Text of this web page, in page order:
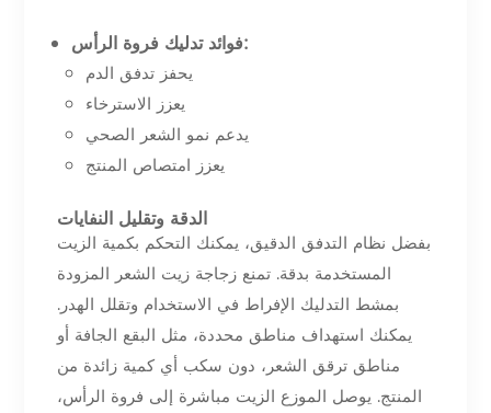
فوائد تدليك فروة الرأس:
يحفز تدفق الدم
يعزز الاسترخاء
يدعم نمو الشعر الصحي
يعزز امتصاص المنتج
الدقة وتقليل النفايات
بفضل نظام التدفق الدقيق، يمكنك التحكم بكمية الزيت
المستخدمة بدقة. تمنع زجاجة زيت الشعر المزودة
بمشط التدليك الإفراط في الاستخدام وتقلل الهدر.
يمكنك استهداف مناطق محددة، مثل البقع الجافة أو
مناطق ترقق الشعر، دون سكب أي كمية زائدة من
المنتج. يوصل الموزع الزيت مباشرة إلى فروة الرأس،